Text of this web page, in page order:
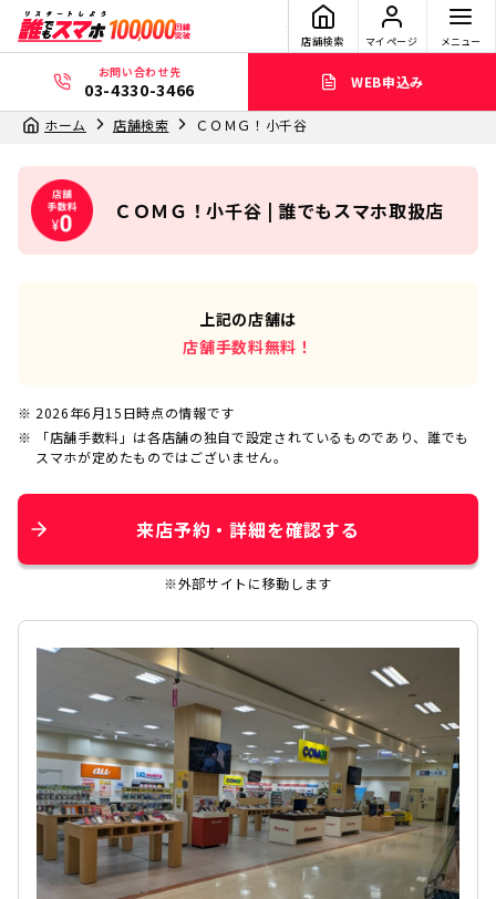
店舗検索 マイページ メニュー
お問い合わせ先
03-4330-3466 WEB申込み
ホーム 店舗検索 ＣＯＭＧ！小千谷
ＣＯＭＧ！小千谷 | 誰でもスマホ取扱店
上記の店舗は
店舗手数料無料！
2026年6月15日時点の情報です
「店舗手数料」は各店舗の独自で設定されているものであり、誰でも
スマホが定めたものではございません。
来店予約・詳細を確認する
※外部サイトに移動します